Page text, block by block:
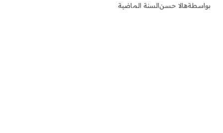
بواسطةهالا حسنالسنة الماضية